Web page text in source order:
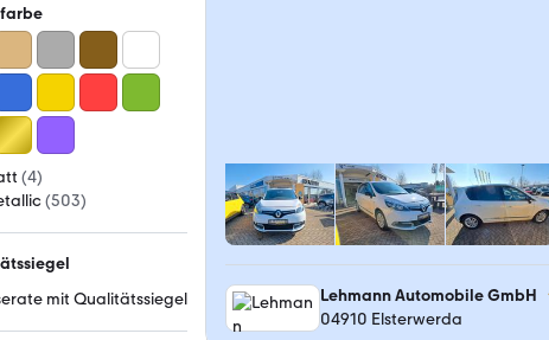
(4)
(503)
mit Qualitätssiegel
Lehmann Automobile GmbH
04910 Elsterwerda